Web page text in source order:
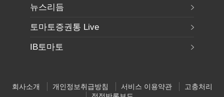
뉴스리듬
토마토증권통 Live
IB토마토
회사소개 개인정보취급방침 서비스 이용약관
고충처리